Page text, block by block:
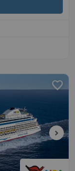
favorite
chevron_right